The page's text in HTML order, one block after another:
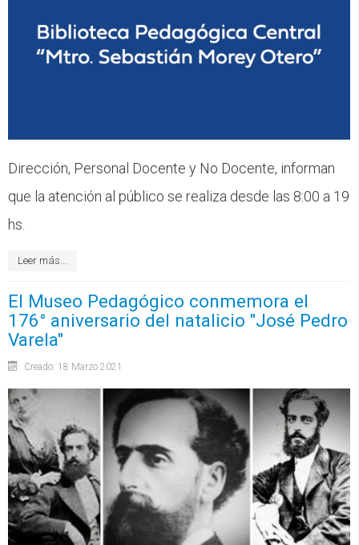
Dirección, Personal Docente y No Docente, informan
que la atención al público se realiza desde las 8:00 a 19
hs.
Leer más...
El Museo Pedagógico conmemora el
176° aniversario del natalicio "José Pedro
Varela"
Creado: 18 Marzo 2021